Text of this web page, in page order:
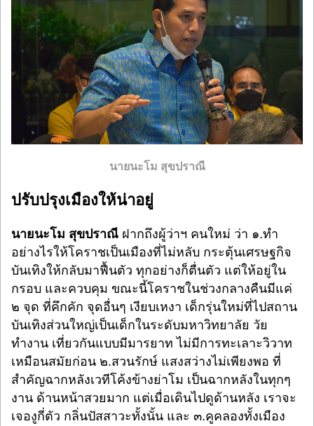
นายนะโม สุขปราณี
ปรับปรุงเมืองให้น่าอยู่
นายนะโม สุขปราณี ฝากถึงผู้ว่าฯ คนใหม่ ว่า ๑.ทำ
อย่างไรให้โคราชเป็นเมืองที่ไม่หลับ กระตุ้นเศรษฐกิจ
บันเทิงให้กลับมาฟื้นตัว ทุกอย่างก็ตื่นตัว แต่ให้อยู่ใน
กรอบ และควบคุม ขณะนี้โคราชในช่วงกลางคืนมีแค่
๒ จุด ที่คึกคัก จุดอื่นๆ เงียบเหงา เด็กรุ่นใหม่ที่ไปสถาน
บันเทิงส่วนใหญ่เป็นเด็กในระดับมหาวิทยาลัย วัย
ทำงาน เที่ยวกันแบบมีมารยาท ไม่มีการทะเลาะวิวาท
เหมือนสมัยก่อน ๒.สวนรักษ์ แสงสว่างไม่เพียงพอ ที่
สำคัญฉากหลังเวทีโค้งข้างย่าโม เป็นฉากหลังในทุกๆ
งาน ด้านหน้าสวยมาก แต่เมื่อเดินไปดูด้านหลัง เราจะ
เจองูกี่ตัว กลิ่นปัสสาวะทั้งนั้น และ ๓.คูคลองทั้งเมือง